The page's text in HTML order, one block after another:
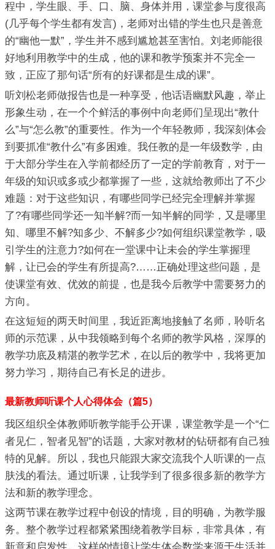
程中，学生眼、手、口、脑、身体并用，课堂参与度很高
(几乎每个学生都有发言)，老师对出错的学生也只是善意
的“幽他一默”，学生并不感到尴尬甚至害怕。刘老师能很
好地利用教学中的生成，他的课和教学预案并不完全一
致，正应了那句话“所有的好课都是生成的课”。
听刘松老师做报告也是一种享受，他话语幽默风趣，举止
形象生动，在一个个鲜活的事例中向老师们呈现出“教什
么”与“怎么教”的重要性。作为一个年轻教师，我深刻体会
到要抓准“教什么”有多困难。我任教的是一年级数学，由
于大部分学生在入学前都经历了一定的学前教育，对于一
年级的知识或多或少都掌握了一些，这就给教师出了不少
难题：对于这些知识，有哪些同学已经完全理解并掌握
了?有哪些同学还一知半解?而一知半解的同学，又是哪里
知、哪里不解?知多少、不解多少?如何组织课堂教学，吸
引学生的注意力?如何在一堂课中让未会的学生掌握理
解，让已会的学生有所提高?……正确处理这些问题，是
使课堂有效、优效的前提，也是我今后教学中需要努力的
方向。
在这短短的两天时间里，我近距离地接触了名师，聆听名
师的示范课，从中我领略到每个名师的教学风格，深厚的
教学功底及精湛的教学艺术，在以后的教学中，我将更加
努力学习，期待自己有长足的进步。
最新教师听课个人心得体会（篇5）
我区组织全体教师听教学能手公开课，课堂教学是一个“仁
者见仁，智者见智”的话题，大家对教材的钻研都有自己独
特的见解。所以，我也只能跟大家交流我个人听课的一点
肤浅的看法。通过听课，让我学到了很多很多新的教学方
法和新的教学理念。
这两节课在教学过程中创设的情境，目的明确，为教学服
务。整个教学过程都紧紧围绕着教学目标，非常具体，有